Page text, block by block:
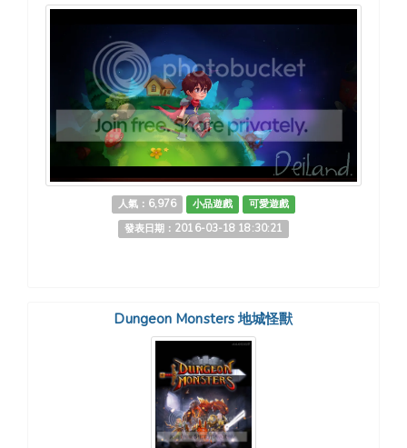
人氣：6,976 小品遊戲
可愛遊戲
發表日期：2016-03-18 18:30:21
Dungeon Monsters 地城怪獸